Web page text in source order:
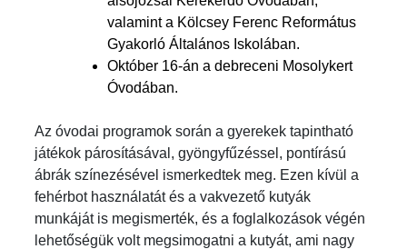
valamint a Kölcsey Ferenc Református
Gyakorló Általános Iskolában.
Október 16-án a debreceni Mosolykert
Óvodában.
Az óvodai programok során a gyerekek tapintható
játékok párosításával, gyöngyfűzéssel, pontírású
ábrák színezésével ismerkedtek meg. Ezen kívül a
fehérbot használatát és a vakvezető kutyák
munkáját is megismerték, és a foglalkozások végén
lehetőségük volt megsimogatni a kutyát, ami nagy